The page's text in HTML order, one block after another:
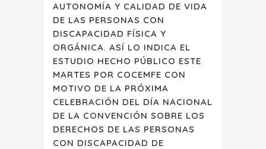
AUTONOMÍA Y CALIDAD DE VIDA
DE LAS PERSONAS CON
DISCAPACIDAD FÍSICA Y
ORGÁNICA. ASÍ LO INDICA EL
ESTUDIO HECHO PÚBLICO ESTE
MARTES POR COCEMFE CON
MOTIVO DE LA PRÓXIMA
CELEBRACIÓN DEL DÍA NACIONAL
DE LA CONVENCIÓN SOBRE LOS
DERECHOS DE LAS PERSONAS
CON DISCAPACIDAD DE